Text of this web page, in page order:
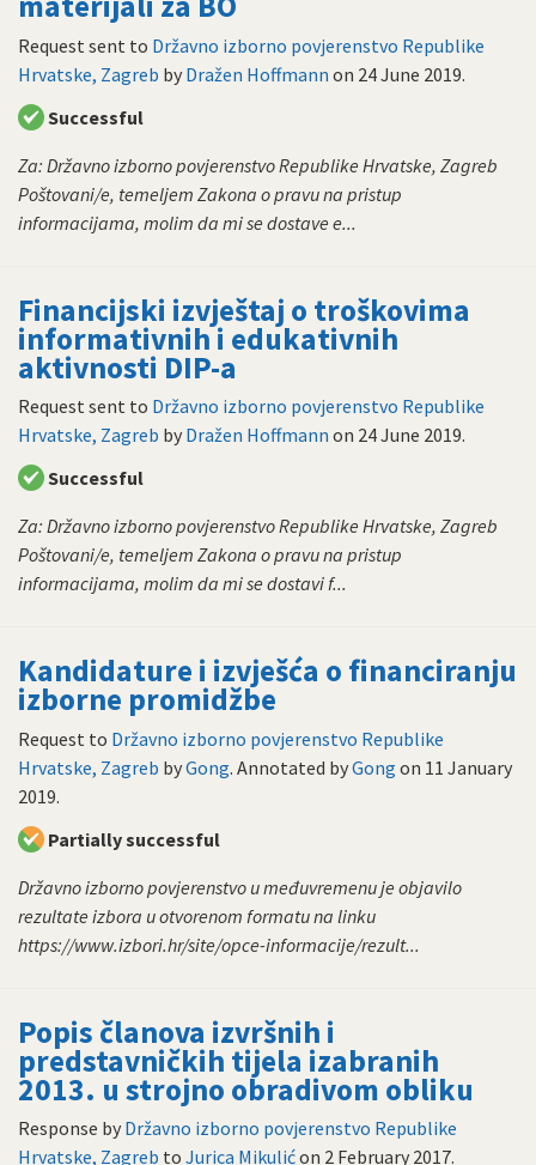
Request sent to Državno izborno povjerenstvo Republike
Hrvatske, Zagreb by Dražen Hoffmann on 24 June 2019.
Successful
Za: Državno izborno povjerenstvo Republike Hrvatske, Zagreb
Poštovani/e, temeljem Zakona o pravu na pristup
informacijama, molim da mi se dostave e...
Financijski izvještaj o troškovima
informativnih i edukativnih
aktivnosti DIP-a
Request sent to Državno izborno povjerenstvo Republike
Hrvatske, Zagreb by Dražen Hoffmann on 24 June 2019.
Successful
Za: Državno izborno povjerenstvo Republike Hrvatske, Zagreb
Poštovani/e, temeljem Zakona o pravu na pristup
informacijama, molim da mi se dostavi f...
Kandidature i izvješća o financiranju
izborne promidžbe
Request to Državno izborno povjerenstvo Republike
Hrvatske, Zagreb byGong. Annotated byGong on 11 January
2019.
Partially successful
Državno izborno povjerenstvo u međuvremenu je objavilo
rezultate izbora u otvorenom formatu na linku
https://www.izbori.hr/site/opce-informacije/rezult...
Popis članova izvršnih i
predstavničkih tijela izabranih
2013. u strojno obradivom obliku
Response by Državno izborno povjerenstvo Republike
Hrvatske, Zagreb to Jurica Mikulićon 2 February 2017.